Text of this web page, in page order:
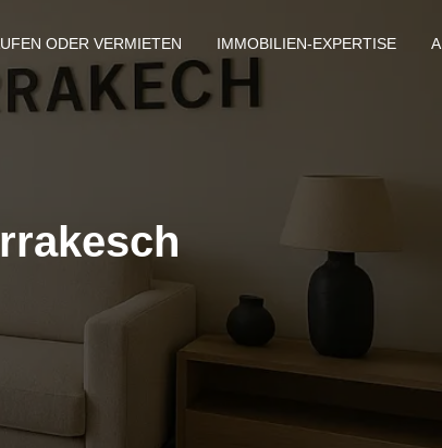
ODER VERMIETEN IMMOBILIEN-EXPERTISE